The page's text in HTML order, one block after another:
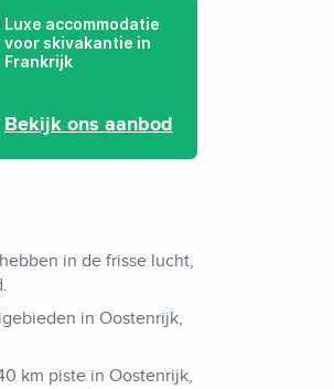
Luxe accommodatie
voor skivakantie in
Frankrijk
Bekijk ons aanbod
in de frisse lucht,
in Oostenrijk,
km piste in Oostenrijk,